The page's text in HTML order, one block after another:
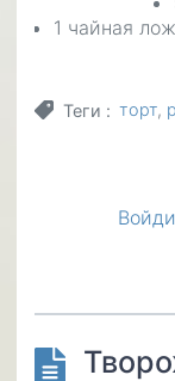
1 чайная
Теги торт